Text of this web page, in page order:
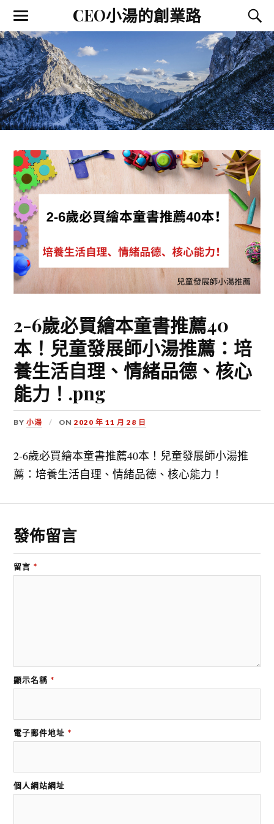
CEO小湯的創業路
2-6歲必買繪本童書推薦40
本！兒童發展師小湯推薦：培
養生活自理、情緒品德、核心
能力！.png
BY小湯 ON2020 年 11 月 28 日
2-6歲必買繪本童書推薦40本！兒童發展師小湯推
薦：培養生活自理、情緒品德、核心能力！
發佈留言
留言 *
顯示名稱 *
電子郵件地址 *
個人網站網址